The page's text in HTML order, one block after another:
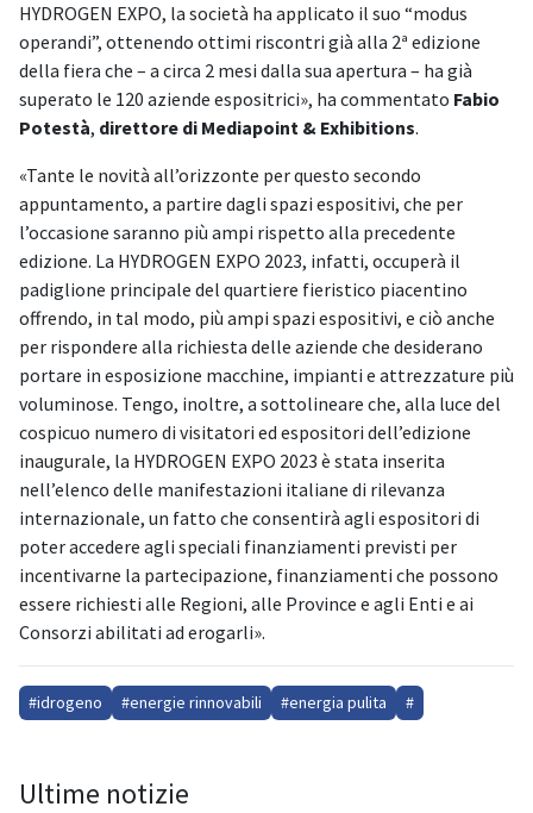
HYDROGEN EXPO, la società ha applicato il suo “modus
operandi”, ottenendo ottimi riscontri già alla 2ª edizione
della fiera che – a circa 2 mesi dalla sua apertura – ha già
superato le 120 aziende espositrici», ha commentato Fabio
Potestà, direttore di Mediapoint & Exhibitions.
«Tante le novità all’orizzonte per questo secondo
appuntamento, a partire dagli spazi espositivi, che per
l’occasione saranno più ampi rispetto alla precedente
edizione. La HYDROGEN EXPO 2023, infatti, occuperà il
padiglione principale del quartiere fieristico piacentino
offrendo, in tal modo, più ampi spazi espositivi, e ciò anche
per rispondere alla richiesta delle aziende che desiderano
portare in esposizione macchine, impianti e attrezzature più
voluminose. Tengo, inoltre, a sottolineare che, alla luce del
cospicuo numero di visitatori ed espositori dell’edizione
inaugurale, la HYDROGEN EXPO 2023 è stata inserita
nell’elenco delle manifestazioni italiane di rilevanza
internazionale, un fatto che consentirà agli espositori di
poter accedere agli speciali finanziamenti previsti per
incentivarne la partecipazione, finanziamenti che possono
essere richiesti alle Regioni, alle Province e agli Enti e ai
Consorzi abilitati ad erogarli».
#idrogeno #energie rinnovabili #energia pulita #
Ultime notizie